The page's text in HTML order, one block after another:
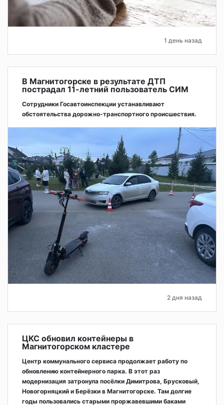
1 день назад
В Магнитогорске в результате ДТП
пострадал 11-летний пользователь СИМ
Сотрудники Госавтоинспекции устанавливают
обстоятельства дорожно-транспортного происшествия.
2 дня назад
ЦКС обновил контейнеры в
Магнитогорском кластере
Центр коммунального сервиса продолжает работу по
обновлению контейнерного парка. В этот раз
модернизация затронула посёлки Димитрова, Брусковый,
Новогорняцкий и Берёзки в Магнитогорске. Там долгие
годы пользовались старыми проржавевшими баками